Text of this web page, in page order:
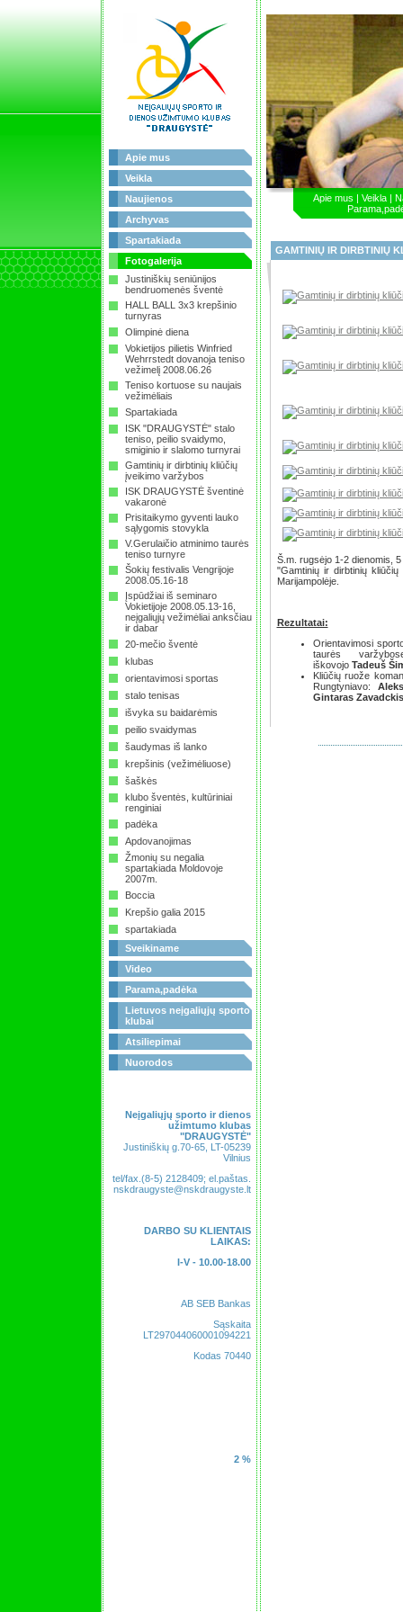
Apie mus
Veikla
Naujienos
Archyvas
Spartakiada
Fotogalerija
Justiniškių seniūnijos
bendruomenės šventė
HALL BALL 3x3 krepšinio
turnyras
Olimpinė diena
Vokietijos pilietis Winfried
Wehrrstedt dovanoja teniso
vežimelį 2008.06.26
Teniso kortuose su naujais
vežimėliais
Spartakiada
ISK "DRAUGYSTĖ" stalo
teniso, peilio svaidymo,
smiginio ir slalomo turnyrai
Gamtinių ir dirbtinių kliūčių
įveikimo varžybos
ISK DRAUGYSTĖ šventinė
vakaronė
Prisitaikymo gyventi lauko
sąlygomis stovykla
V.Gerulaičio atminimo taurės
teniso turnyre
Šokių festivalis Vengrijoje
2008.05.16-18
Įspūdžiai iš seminaro
Vokietijoje 2008.05.13-16,
neįgaliųjų vežimėliai anksčiau
ir dabar
20-mečio šventė
klubas
orientavimosi sportas
stalo tenisas
išvyka su baidarėmis
peilio svaidymas
šaudymas iš lanko
krepšinis (vežimėliuose)
šaškės
klubo šventės, kultūriniai
renginiai
padėka
Apdovanojimas
Žmonių su negalia
spartakiada Moldovoje
2007m.
Boccia
Krepšio galia 2015
spartakiada
Sveikiname
Video
Parama,padėka
Lietuvos neįgaliųjų sporto
klubai
Atsiliepimai
Nuorodos
Neįgaliųjų sporto ir dienos
užimtumo klubas
"DRAUGYSTĖ"
Justiniškių g.70-65, LT-05239
Vilnius
tel/fax.(8-5) 2128409; el.paštas.
nskdraugyste@nskdraugyste.lt
DARBO SU KLIENTAIS
LAIKAS:
I-V - 10.00-18.00
AB SEB Bankas
Sąskaita
LT297044060001094221
Kodas 70440
2 %
Apie mus | Veikla|
GAMTINIŲ IR DIRBTINIŲ
Š.m. rugsėjo 1-2 dienomis,
"Gamtinių ir dirbtinių
Marijampolėje.
Rezultatai:
Orientavimosi
taurės
iškovojo Tadeuš
Kliūčių ruože
Rungtyniavo:
Gintaras